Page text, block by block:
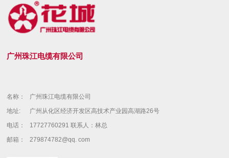
广州珠江电缆有限公司
名称：
广州珠江电缆有限公司
地址:
广州从化区经济开发区高技术产业园高湖路26号
电话：
17727760291 联系人：林总
邮箱：
279874782@qq. com